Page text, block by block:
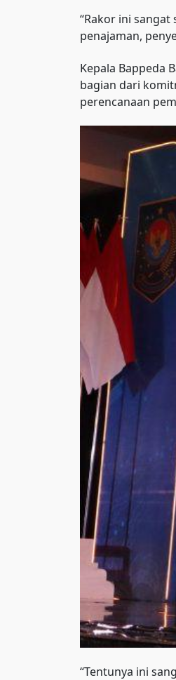
“Rakor ini
penajaman,
Kepala Bappeda
bagian dari
perencanaan
“Tentunya ini